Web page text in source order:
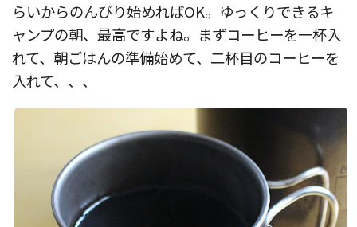
らいからのんびり始めればOK。ゆっくりできるキ
ャンプの朝、最高ですよね。まずコーヒーを一杯入
れて、朝ごはんの準備始めて、二杯目のコーヒーを
入れて、、、